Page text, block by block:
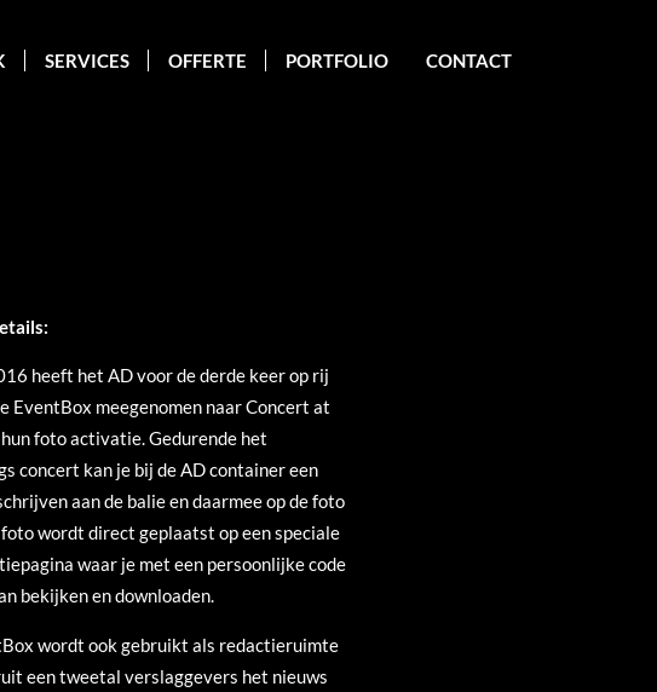
SERVICES OFFERTE PORTFOLIO CONTACT
heeft het AD voor de derde keer op rij
EventBox meegenomen naar Concert at
foto activatie. Gedurende het
concert kan je bij de AD container een
aan de balie en daarmee op de foto
foto wordt direct geplaatst op een speciale
waar je met een persoonlijke code
bekijken en downloaden.
wordt ook gebruikt als redactieruimte
een tweetal verslaggevers het nieuws